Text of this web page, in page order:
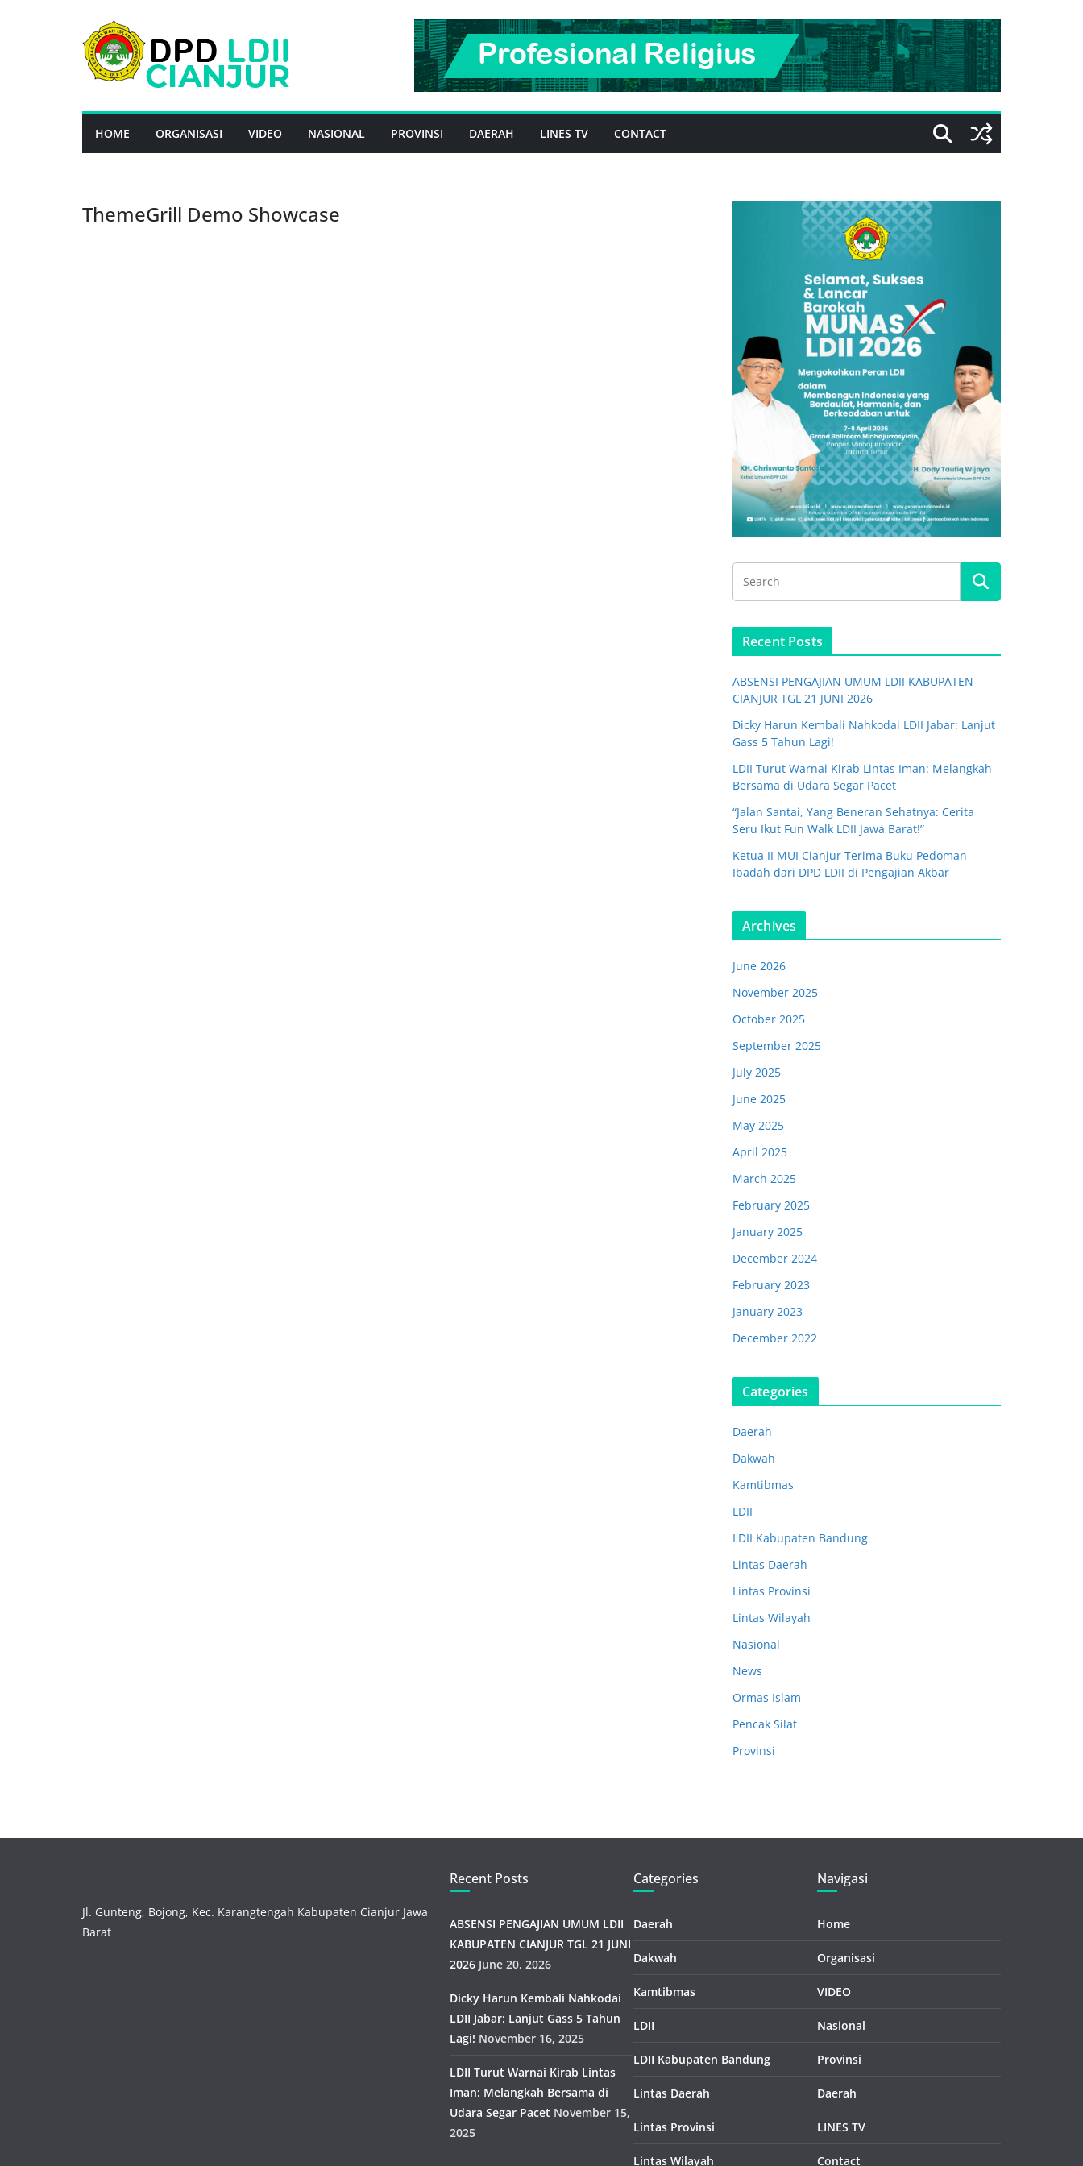
HOME ORGANISASI VIDEO NASIONAL PROVINSI DAERAH LINES TV CONTACT
ThemeGrill Demo Showcase
Recent Posts
ABSENSI PENGAJIAN UMUM LDII KABUPATEN
CIANJUR TGL 21 JUNI 2026
Dicky Harun Kembali Nahkodai LDII Jabar: Lanjut
Gass 5 Tahun Lagi!
LDII Turut Warnai Kirab Lintas Iman: Melangkah
Bersama di Udara Segar Pacet
“Jalan Santai, Yang Beneran Sehatnya: Cerita
Seru Ikut Fun Walk LDII Jawa Barat!”
Ketua II MUI Cianjur Terima Buku Pedoman
Ibadah dari DPD LDII di Pengajian Akbar
Archives
June 2026
November 2025
October 2025
September 2025
July 2025
June 2025
May 2025
April 2025
March 2025
February 2025
January 2025
December 2024
February 2023
January 2023
December 2022
Categories
Daerah
Dakwah
Kamtibmas
LDII
LDII Kabupaten Bandung
Lintas Daerah
Lintas Provinsi
Lintas Wilayah
Nasional
News
Ormas Islam
Pencak Silat
Provinsi
Jl. Gunteng, Bojong, Kec. Karangtengah Kabupaten Cianjur Jawa
Barat
Recent Posts
ABSENSI PENGAJIAN UMUM LDII
KABUPATEN CIANJUR TGL 21 JUNI
2026 June 20, 2026
Dicky Harun Kembali Nahkodai
LDII Jabar: Lanjut Gass 5 Tahun
Lagi! November 16, 2025
LDII Turut Warnai Kirab Lintas
Iman: Melangkah Bersama di
Udara Segar Pacet November 15,
2025
Categories
Daerah
Dakwah
Kamtibmas
LDII
LDII Kabupaten Bandung
Lintas Daerah
Lintas Provinsi
Lintas Wilayah
Navigasi
Home
Organisasi
VIDEO
Nasional
Provinsi
Daerah
LINES TV
Contact